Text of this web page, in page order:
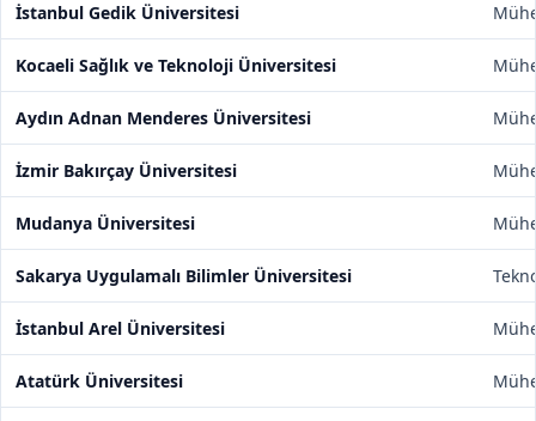
İstanbul Gedik Üniversitesi
Kocaeli Sağlık ve Teknoloji Üniversitesi
Aydın Adnan Menderes Üniversitesi
İzmir Bakırçay Üniversitesi
Mudanya Üniversitesi
Sakarya Uygulamalı Bilimler Üniversitesi
İstanbul Arel Üniversitesi
Atatürk Üniversitesi